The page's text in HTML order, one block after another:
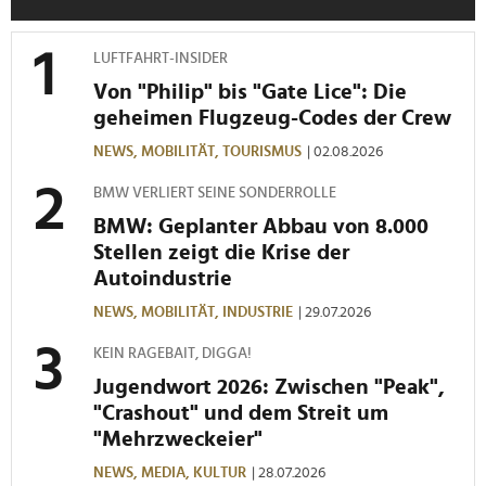
weiteren Daten zusammen, die Sie ihnen bereitgestellt
haben oder die sie im Rahmen Ihrer Nutzung der Dienste
LUFTFAHRT-INSIDER
Von "Philip" bis "Gate Lice": Die
geheimen Flugzeug-Codes der Crew
NEWS, MOBILITÄT, TOURISMUS | 02.08.2026
BMW VERLIERT SEINE SONDERROLLE
BMW: Geplanter Abbau von 8.000
Stellen zeigt die Krise der
Autoindustrie
NEWS, MOBILITÄT, INDUSTRIE | 29.07.2026
KEIN RAGEBAIT, DIGGA!
Jugendwort 2026: Zwischen "Peak",
"Crashout" und dem Streit um
"Mehrzweckeier"
NEWS, MEDIA, KULTUR | 28.07.2026